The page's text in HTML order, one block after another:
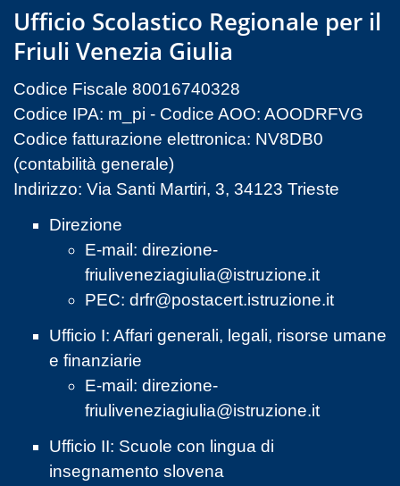
Ufficio Scolastico Regionale per il
Friuli Venezia Giulia
Codice Fiscale 80016740328
Codice IPA: m_pi - Codice AOO: AOODRFVG
Codice fatturazione elettronica: NV8DB0
(contabilità generale)
Indirizzo: Via Santi Martiri, 3, 34123 Trieste
Direzione
E-mail: direzione-
friuliveneziagiulia@istruzione.it
PEC: drfr@postacert.istruzione.it
Ufficio I: Affari generali, legali, risorse umane
e finanziarie
E-mail: direzione-
friuliveneziagiulia@istruzione.it
Ufficio II: Scuole con lingua di
insegnamento slovena